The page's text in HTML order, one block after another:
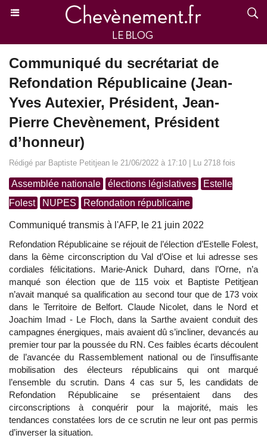
Communiqué du secrétariat de
Refondation Républicaine (Jean-
Yves Autexier, Président, Jean-
Pierre Chevènement, Président
d’honneur)
Rédigé par Baptiste Petitjean le 21/06/2022 à 17:10 | Lu 2718 fois
Assemblée nationale élections législatives
Estelle
Folest
NUPES Refondation républicaine
Communiqué transmis à l'AFP, le 21 juin 2022
Refondation Républicaine se réjouit de l’élection d’Estelle Folest,
dans la 6ème circonscription du Val d’Oise et lui adresse ses
cordiales félicitations. Marie-Anick Duhard, dans l’Orne, n’a
manqué son élection que de 115 voix et Baptiste Petitjean
n’avait manqué sa qualification au second tour que de 173 voix
dans le Territoire de Belfort. Claude Nicolet, dans le Nord et
Joachim Imad - Le Floch, dans la Sarthe avaient conduit des
campagnes énergiques, mais avaient dû s’incliner, devancés au
premier tour par la poussée du RN. Ces faibles écarts découlent
de l’avancée du Rassemblement national ou de l’insuffisante
mobilisation des électeurs républicains qui ont marqué
l’ensemble du scrutin. Dans 4 cas sur 5, les candidats de
Refondation Républicaine se présentaient dans des
circonscriptions à conquérir pour la majorité, mais les
tendances constatées lors de ce scrutin ne leur ont pas permis
d’inverser la situation.